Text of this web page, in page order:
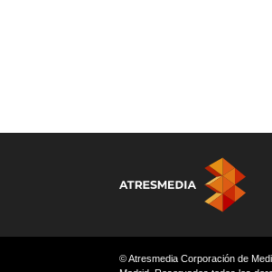
© Atresmedia Corporación de